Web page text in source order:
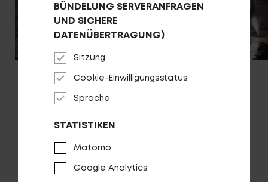
de-DE Login
BÜNDELUNG SERVERANFRAGEN
UND SICHERE
DATENÜBERTRAGUNG)
Sitzung
Cookie-Einwilligungsstatus
Sprache
STATISTIKEN
Matomo
Google Analytics